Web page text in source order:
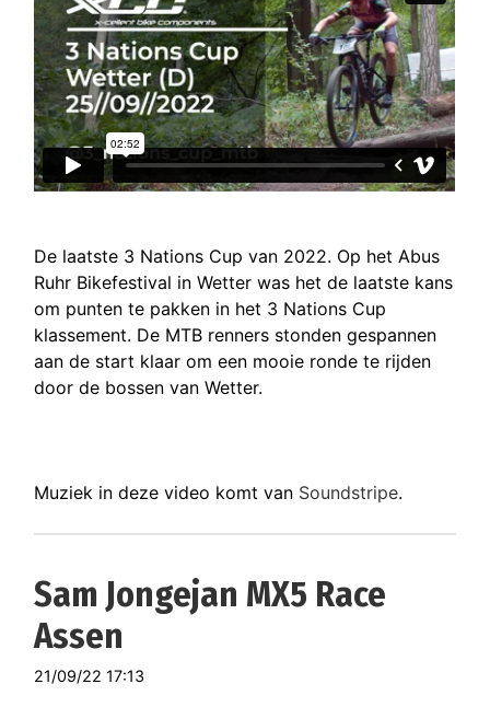
De laatste 3 Nations Cup van 2022. Op het Abus
Ruhr Bikefestival in Wetter was het de laatste kans
om punten te pakken in het 3 Nations Cup
klassement. De MTB renners stonden gespannen
aan de start klaar om een mooie ronde te rijden
door de bossen van Wetter.
Muziek in deze video komt van Soundstripe.
Sam Jongejan MX5 Race
Assen
21/09/22 17:13